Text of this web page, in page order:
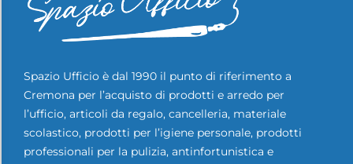
Spazio Ufficio è dal 1990 il punto di riferimento a
Cremona per l’acquisto di prodotti e arredo per
l’ufficio, articoli da regalo, cancelleria, materiale
scolastico, prodotti per l’igiene personale, prodotti
professionali per la pulizia, antinfortunistica e